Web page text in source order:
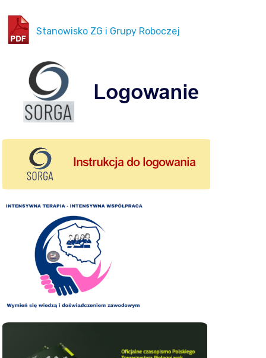
Stanowisko ZG i Grupy Roboczej